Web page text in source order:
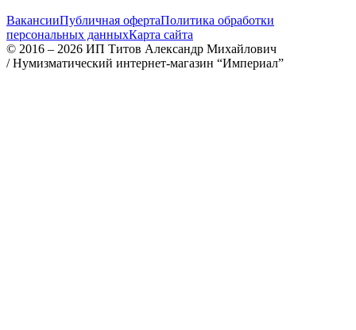
ВакансииПубличная офертаПолитика обработки
персональных данныхКарта сайта
© 2016 – 2026 ИП Титов Александр Михайлович
/Нумизматический интернет-магазин “Империал”